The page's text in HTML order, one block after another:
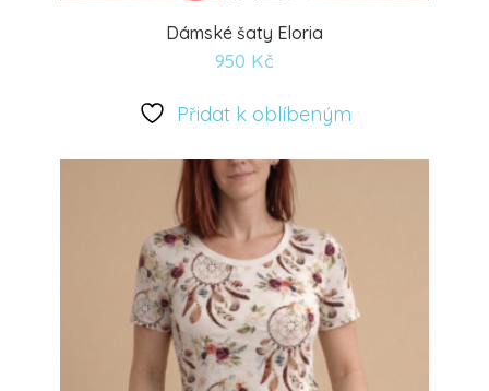
Dámské šaty Eloria
950 Kč
k
oblíbeným
Přidat k oblíbeným